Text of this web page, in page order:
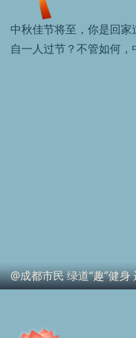
中秋佳节将至，你是回
自一人过节？不管如何，
道“趣”健身 运动过中秋